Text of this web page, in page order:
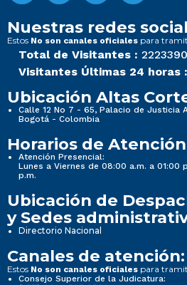
Nuestras redes
Estos No son canales oficiales para
Total de Visitantes :
Visitantes Últimas 24 horas :
Ubicación Altas
Calle 12 No 7 - 65, Palacio de Justicia
Bogotá - Colombia
Horarios de
Atención Presencial:
Lunes a Viernes de 08:00 a.m. a 01:00
p.m.
Ubicación de
y Sedes
Directorio Nacional
Canales de atención:
Estos No son canales oficiales para
Consejo Superior de la Judicatura: